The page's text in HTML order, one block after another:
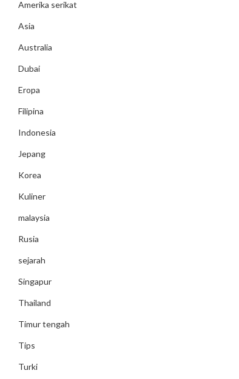
Amerika serikat
Asia
Australia
Dubai
Eropa
Filipina
Indonesia
Jepang
Korea
Kuliner
malaysia
Rusia
sejarah
Singapur
Thailand
Timur tengah
Tips
Turki